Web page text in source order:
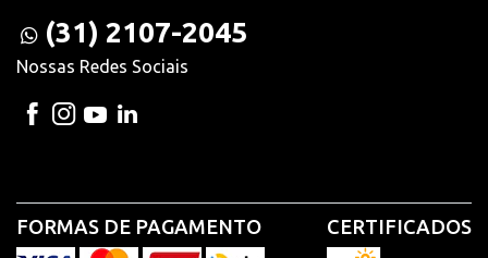
(31) 2107-2045
Nossas Redes Sociais
FORMAS DE PAGAMENTO CERTIFICADOS